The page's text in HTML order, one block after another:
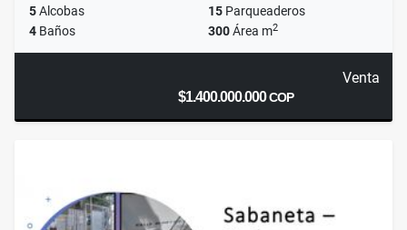
5Alcobas 15 Parqueaderos
4 Baños 300Área m2
Venta
$1.400.000.000COP